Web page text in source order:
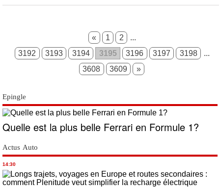
« 1 2
...
3192
3193 3194 3195 3196 3197 3198
...
3608
3609 »
Epingle
Quelle est la plus belle Ferrari en Formule 1?
Actus Auto
14:30